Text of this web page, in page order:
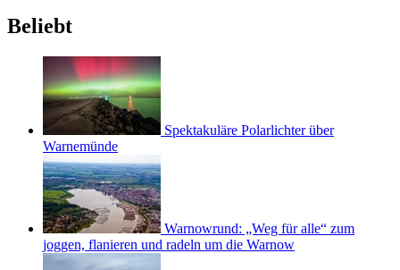
Beliebt
Spektakuläre Polarlichter über
Warnemünde
Warnowrund: „Weg für alle“ zum
joggen, flanieren und radeln um die Warnow